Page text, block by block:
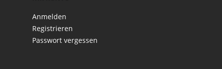
Anmelden
Registrieren
Passwort vergessen